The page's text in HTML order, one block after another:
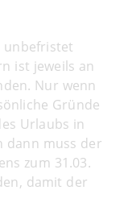
unbefristet
ist jeweils an
Nur wenn
Gründe
Urlaubs in
dann muss der
zum 31.03.
damit der